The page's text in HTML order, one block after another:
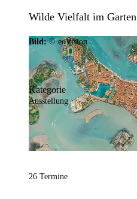
Wilde Vielfalt im Garten
Bild:© eoVision
Kategorie
Ausstellung
26 Termine